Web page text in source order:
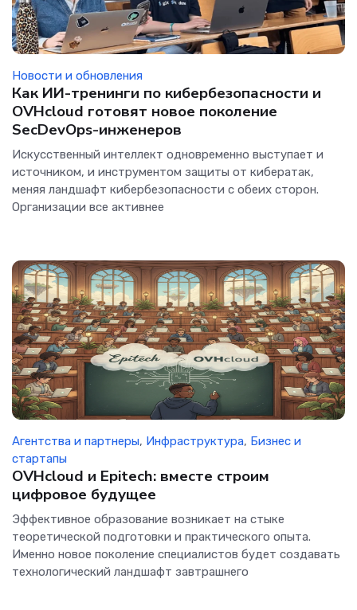
Новости и обновления
Как ИИ-тренинги по кибербезопасности и
OVHcloud готовят новое поколение
SecDevOps-инженеров
Искусственный интеллект одновременно выступает и
источником, и инструментом защиты от кибератак,
меняя ландшафт кибербезопасности с обеих сторон.
Организации все активнее
Агентства и партнеры, Инфраструктура, Бизнес и
стартапы
OVHcloud и Epitech: вместе строим
цифровое будущее
Эффективное образование возникает на стыке
теоретической подготовки и практического опыта.
Именно новое поколение специалистов будет создавать
технологический ландшафт завтрашнего